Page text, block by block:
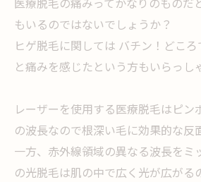
医療脱毛の痛みってかなりのものだ
もいるのではないでしょうか？
ヒゲ脱毛に関しては バチン！どころ
と痛みを感じたという方もいらっし
レーザーを使用する医療脱毛はピン
の波長なので根深い毛に効果的な反
一方、赤外線領域の異なる波長をミ
の光脱毛は肌の中で広く光が広がる